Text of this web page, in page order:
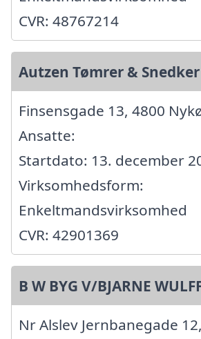
CVR: 48767214
Autzen Tømrer & Snedker
Finsensgade 13, 4800
Ansatte:
Startdato: 13. december
Virksomhedsform:
Enkeltmandsvirksomhed
CVR: 42901369
B W BYG V/BJARNE
Nr Alslev Jernbanegade